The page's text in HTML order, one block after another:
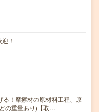
！
！摩擦材の原材料工程、原
の重量あり)【取…